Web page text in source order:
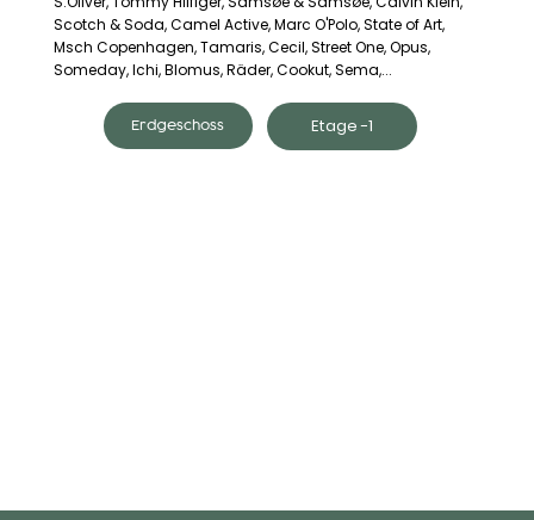
Scotch & Soda, Camel Active, Marc O'Polo, State of Art,
Msch Copenhagen, Tamaris, Cecil, Street One, Opus,
Someday, Ichi, Blomus, Räder, Cookut, Sema,...
Erdgeschoss Etage -1